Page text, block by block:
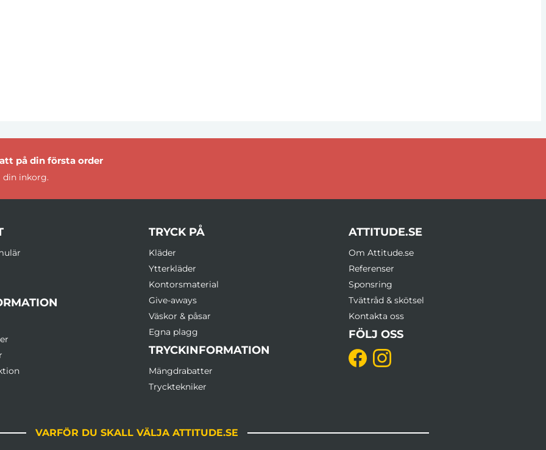
på din första order
din inkorg.
TRYCK PÅ
Kläder
Ytterkläder
Kontorsmaterial
Give-aways
Väskor & påsar
Egna plagg
TRYCKINFORMATION
Mängdrabatter
Trycktekniker
ATTITUDE.SE
Om Attitude.se
Referenser
Sponsring
Tvättråd & skötsel
Kontakta oss
FÖLJ OSS
VARFÖR DU SKALL VÄLJA ATTITUDE.SE